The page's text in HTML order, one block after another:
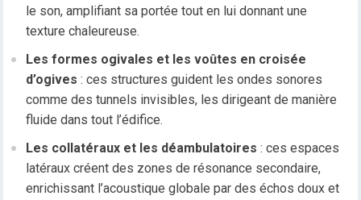
le son, amplifiant sa portée tout en lui donnant une
texture chaleureuse.
Les formes ogivales et les voûtes en croisée
d’ogives : ces structures guident les ondes sonores
comme des tunnels invisibles, les dirigeant de manière
fluide dans tout l’édifice.
Les collatéraux et les déambulatoires : ces espaces
latéraux créent des zones de résonance secondaire,
enrichissant l’acoustique globale par des échos doux et